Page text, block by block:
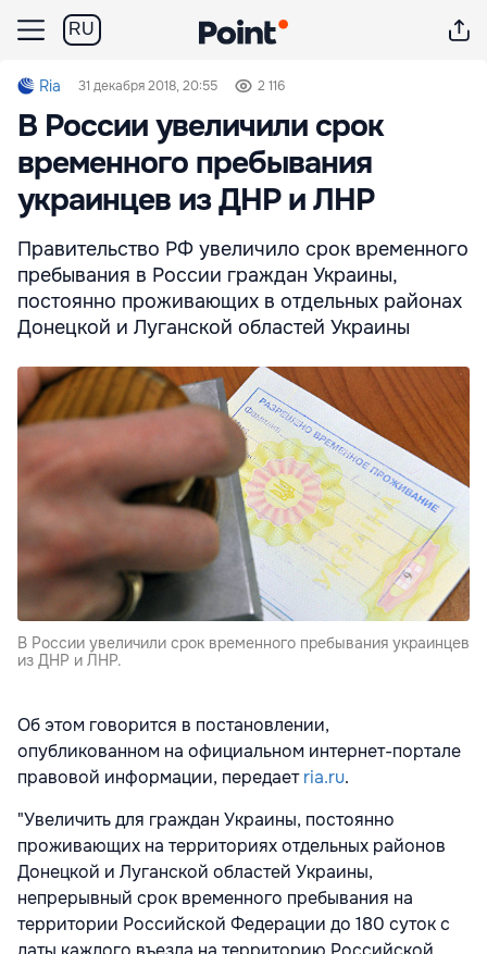
RU
Ria 31 декабря 2018, 20:55 2 116
В России увеличили срок
временного пребывания
украинцев из ДНР и ЛНР
Правительство РФ увеличило срок временного
пребывания в России граждан Украины,
постоянно проживающих в отдельных районах
Донецкой и Луганской областей Украины
В России увеличили срок временного пребывания украинцев
из ДНР и ЛНР.
Об этом говорится в постановлении,
опубликованном на официальном интернет-портале
правовой информации, передаетria.ru.
"Увеличить для граждан Украины, постоянно
проживающих на территориях отдельных районов
Донецкой и Луганской областей Украины,
непрерывный срок временного пребывания на
территории Российской Федерации до 180 суток с